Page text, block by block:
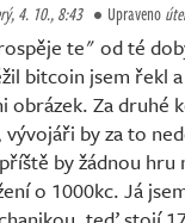
4. 10., 8:43 Upraveno
te" od té
bitcoin jsem řekl
obrázek. Za druhé
by za to
by žádnou hru
o 1000kc. Já